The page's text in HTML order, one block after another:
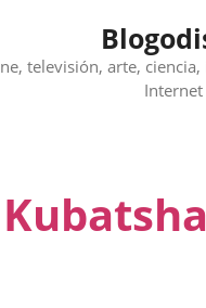
televisión, arte,
Internet